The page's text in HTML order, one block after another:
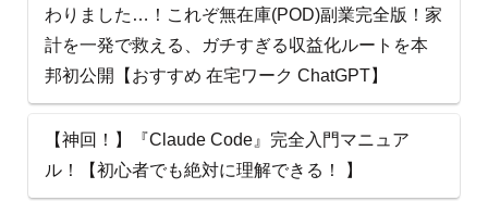
わりました…！これぞ無在庫(POD)副業完全版！家
計を一発で救える、ガチすぎる収益化ルートを本
邦初公開【おすすめ 在宅ワーク ChatGPT】
【神回！】『Claude Code』完全入門マニュア
ル！【初心者でも絶対に理解できる！ 】